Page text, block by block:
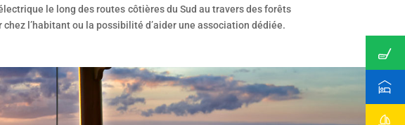
le long des routes côtières du Sud au travers des forêts
l’habitant ou la possibilité d’aider une association dédiée.